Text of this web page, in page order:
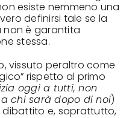
esiste nemmeno una
definirsi tale se la
non è garantita
stessa.
vissuto peraltro come
rispetto al primo
oggi a tutti, non
chi sarà dopo di noi)
dibattito e, soprattutto,